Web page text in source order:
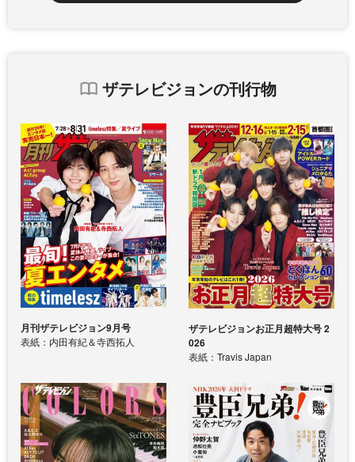
ザテレビジョンの刊行物
月刊ザテレビジョン9月号
表紙：内田有紀＆寺西拓人
ザテレビジョンお正月超特大号 2
026
表紙：Travis Japan